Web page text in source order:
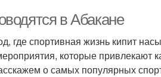
в Абакане
где спортивная жизнь кипит
которые привлекают
о самых популярных